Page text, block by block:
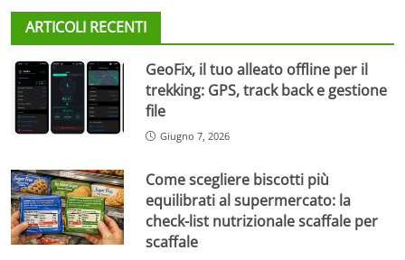
ARTICOLI RECENTI
GeoFix, il tuo alleato offline per il
trekking: GPS, track back e gestione
file
Giugno 7, 2026
Come scegliere biscotti più
equilibrati al supermercato: la
check-list nutrizionale scaffale per
scaffale